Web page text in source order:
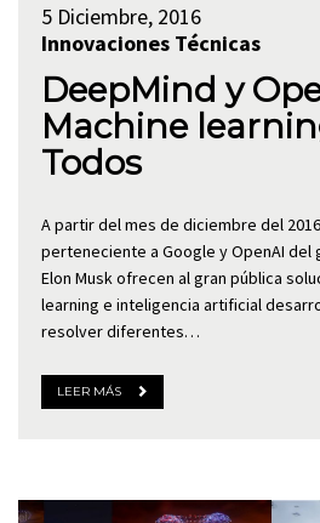
5 Diciembre, 2016
Innovaciones Técnicas
DeepMind y
Machine
Todos
A partir del mes de diciembre del
perteneciente a Google y OpenAI del
Elon Musk ofrecen al gran pública
learning e inteligencia artificial
resolver diferentes…
LEER MÁS